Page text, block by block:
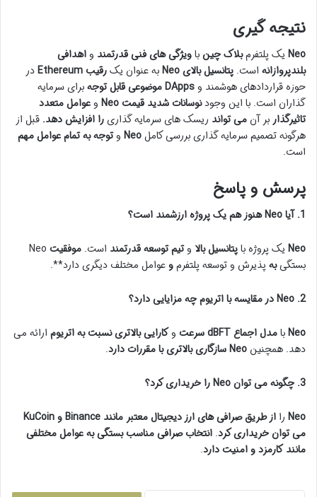
نتیجه گیری
Neoیک پلتفرمبلاک چینباویژگی های فنی قدرتمند واهدافی
بلندپروازانه است. پتانسیل بالایNeoبه عنوان یکرقیبEthereumدر
حوزه قراردادهای هوشمند وDAppsموضوعی قابل توجهبرای سرمایه
گذاران است. با این وجودنوسانات شدید قیمت Neo وعوامل متعدد
تاثیرگذار بر آنمی تواند ریسک های سرمایه گذاریرا افزایش دهد. قبل از
هرگونه تصمیمسرمایه گذاریبررسی کاملNeo وتوجه به تمام عواملمهم
است.
پرسش و پاسخ
1. آیا Neo هنوز هم یک پروژه ارزشمند است؟
Neoیک پروژه باپتانسیل بالا وتیم توسعه قدرتمند است. موفقیت Neo
بستگیبهپذیرش و توسعهپلتفرموعوامل مختلفدیگریدارد**.
2. Neo در مقایسه با اتریوم چه مزایایی دارد؟
Neoبامدل اجماع dBFT سرعت وکاراییبالاترینسبت به اتریوم ارائه می
دهد. همچنینNeoسازگاریبالاتریبا مقرراتدارد.
3. چگونه می توان Neo را خریداری کرد؟
Neo را از طریق صرافی های ارز دیجیتالمعتبر مانند BinanceوKuCoin
می توان خریداری کرد. انتخابصرافیمناسببستگیبه عوامل مختلفی
مانند کارمزدوامنیتدارد.